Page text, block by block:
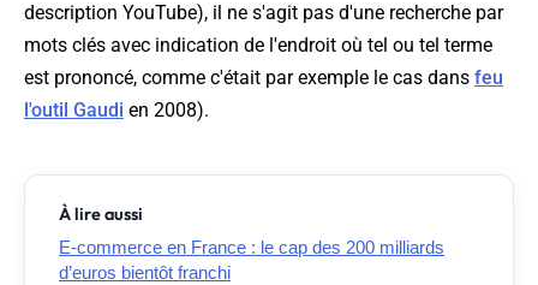
description YouTube), il ne s'agit pas d'une recherche par
mots clés avec indication de l'endroit où tel ou tel terme
est prononcé, comme c'était par exemple le cas dans feu
l'outil Gaudi en 2008).
À lire aussi
E-commerce en France : le cap des 200 milliards
d’euros bientôt franchi